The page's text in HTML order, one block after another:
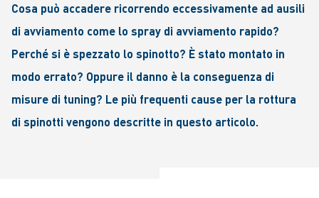
Cosa può accadere ricorrendo eccessivamente ad ausili
di avviamento come lo spray di avviamento rapido?
Perché si è spezzato lo spinotto? È stato montato in
modo errato? Oppure il danno è la conseguenza di
misure di tuning? Le più frequenti cause per la rottura
di spinotti vengono descritte in questo articolo.